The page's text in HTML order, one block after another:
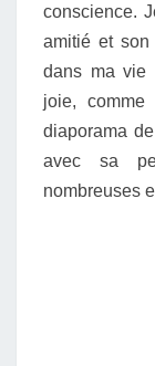
conscience.
amitié et son
dans ma vie
joie, comme
diaporama
avec sa
nombreuses